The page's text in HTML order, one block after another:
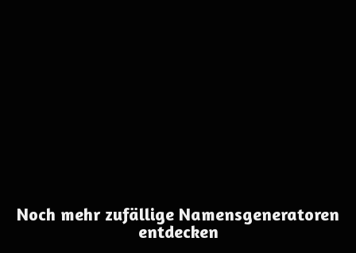
Noch mehr zufällige Namensgeneratoren
entdecken